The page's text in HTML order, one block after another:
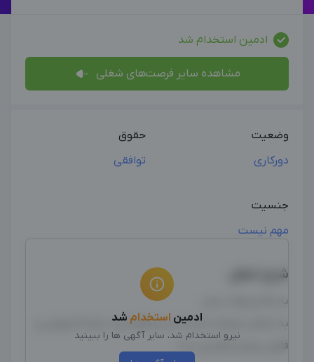
ادمین استخدام شد
مشاهده سایر فرصت‌های شغلی
وضعیت
دورکاری
حقوق
توافقی
جنسیت
مهم نیست
شرح شغل
باسلام و وقت بخیر
به یکنفر تبلیغات کننده اینستاگرام نیاز دارم که فروش و
فالور پیجم و افزایش بده
ادمین استخدام شد
نیرو استخدام شد، سایر آگهی ها را ببینید